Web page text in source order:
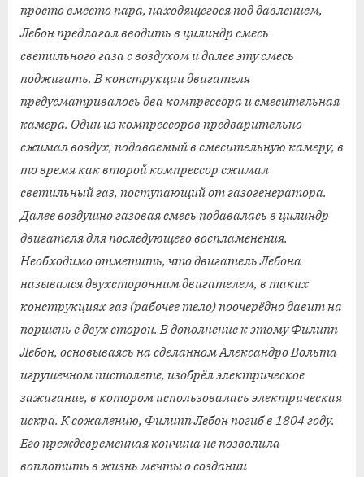
просто вместо пара, находящегося под давлением,
Лебон предлагал вводить в цилиндр смесь
светильного газа с воздухом и далее эту смесь
поджигать. В конструкции двигателя
предусматривалось два компрессора и смесительная
камера. Один из компрессоров предварительно
сжимал воздух, подаваемый в смесительную камеру, в
то время как второй компрессор сжимал
светильный газ, поступающий от газогенератора.
Далее воздушно газовая смесь подавалась в цилиндр
двигателя для последующего воспламенения.
Необходимо отметить, что двигатель Лебона
назывался двухсторонним двигателем, в таких
конструкциях газ (рабочее тело) поочерёдно давит на
поршень с двух сторон. В дополнение к этому Филипп
Лебон, основываясь на сделанном Александро Вольта
игрушечном пистолете, изобрёл электрическое
зажигание, в котором использовалась электрическая
искра. К сожалению, Филипп Лебон погиб в 1804 году.
Его преждевременная кончина не позволила
воплотить в жизнь мечты о создании